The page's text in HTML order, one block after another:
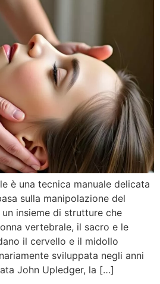
è una tecnica manuale delicata
sulla manipolazione del
insieme di strutture che
vertebrale, il sacro e le
il cervello e il midollo
sviluppata negli anni
John Upledger, la […]